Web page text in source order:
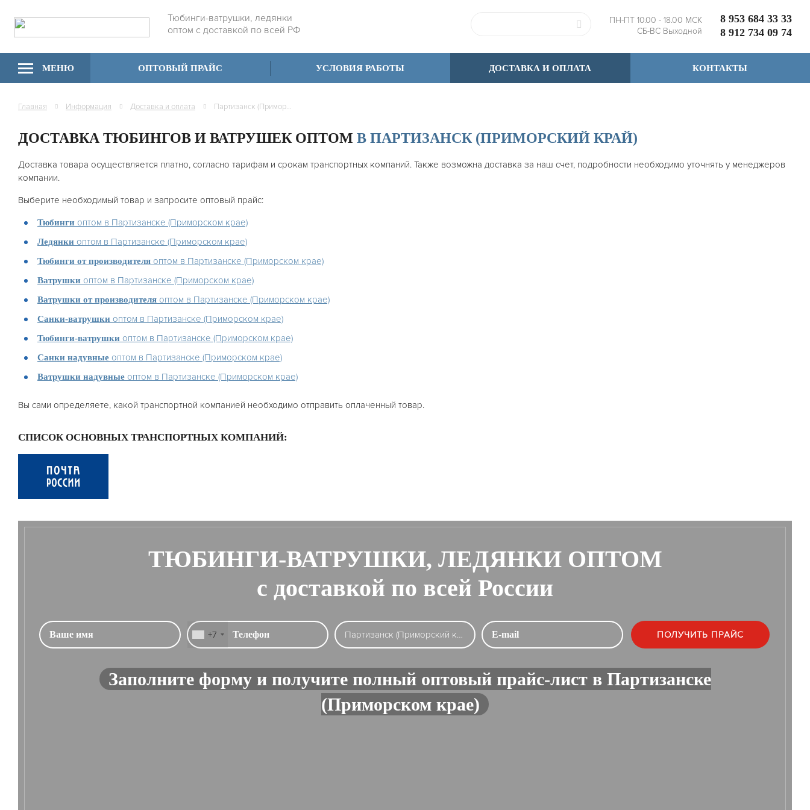
Тюбинги-ватрушки, ледянки
оптом с доставкой по всей РФ
ПН-ПТ 10.00 - 18.00 МСК
СБ-ВС Выходной
8 953 684 33 33
8 912 734 09 74
МЕНЮ ОПТОВЫЙ ПРАЙС УСЛОВИЯ РАБОТЫ ДОСТАВКА И ОПЛАТА КОНТАКТЫ
Главная Информация Доставка и оплата Партизанск (Приморский край)
ДОСТАВКА ТЮБИНГОВ И ВАТРУШЕК ОПТОМ В ПАРТИЗАНСК (ПРИМОРСКИЙ КРАЙ)
Доставка товара осуществляется платно, согласно тарифам и срокам транспортных компаний. Также возможна доставка за наш счет, подробности необходимо уточнять у менеджеров
компании.
Выберите необходимый товар и запросите оптовый прайс:
Тюбинги оптом в Партизанске (Приморском крае)
Ледянки оптом в Партизанске (Приморском крае)
Тюбинги от производителя оптом в Партизанске (Приморском крае)
Ватрушки оптом в Партизанске (Приморском крае)
Ватрушки от производителя оптом в Партизанске (Приморском крае)
Санки-ватрушки оптом в Партизанске (Приморском крае)
Тюбинги-ватрушки оптом в Партизанске (Приморском крае)
Санки надувные оптом в Партизанске (Приморском крае)
Ватрушки надувные оптом в Партизанске (Приморском крае)
Вы сами определяете, какой транспортной компанией необходимо отправить оплаченный товар.
СПИСОК ОСНОВНЫХ ТРАНСПОРТНЫХ КОМПАНИЙ:
ТЮБИНГИ-ВАТРУШКИ, ЛЕДЯНКИ ОПТОМ
с доставкой по всей России
+7
Заполните форму и получите полный оптовый прайс-лист в Партизанске
(Приморском крае)